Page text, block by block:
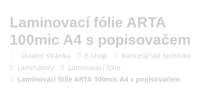
Laminovací fólie ARTA
100mic A4 s popisovačem
Úvodní stránka E-shop
Kancelářská technika
Laminátory
Laminovací fólie
Laminovací fólie ARTA 100mic A4 s popisovačem